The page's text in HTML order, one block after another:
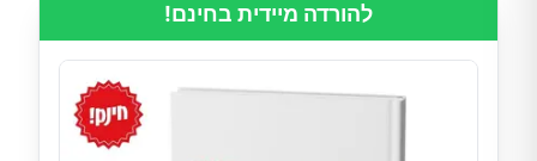
להורדה מיידית בחינם!